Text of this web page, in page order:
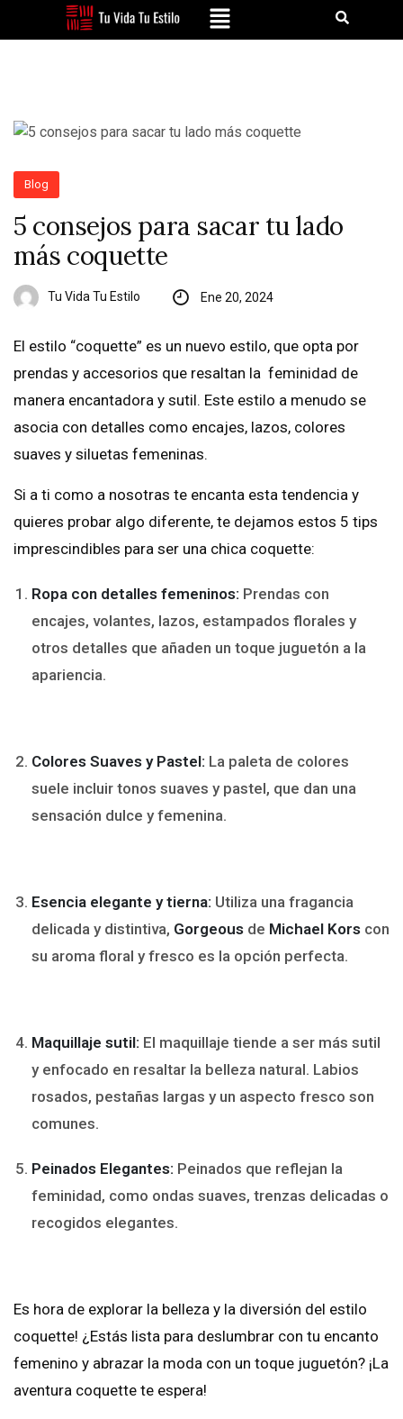
Blog
5 consejos para sacar tu lado
más coquette
Tu Vida Tu Estilo Ene 20, 2024
El estilo “coquette” es un nuevo estilo, que opta por
prendas y accesorios que resaltan la feminidad de
manera encantadora y sutil. Este estilo a menudo se
asocia con detalles como encajes, lazos, colores
suaves y siluetas femeninas.
Si a ti como a nosotras te encanta esta tendencia y
quieres probar algo diferente, te dejamos estos 5 tips
imprescindibles para ser una chica coquette:
Ropa con detalles femeninos: Prendas con
encajes, volantes, lazos, estampados florales y
otros detalles que añaden un toque juguetón a la
apariencia.
Colores Suaves y Pastel: La paleta de colores
suele incluir tonos suaves y pastel, que dan una
sensación dulce y femenina.
Esencia elegante y tierna: Utiliza una fragancia
delicada y distintiva, Gorgeous de Michael Kors con
su aroma floral y fresco es la opción perfecta.
Maquillaje sutil: El maquillaje tiende a ser más sutil
y enfocado en resaltar la belleza natural. Labios
rosados, pestañas largas y un aspecto fresco son
comunes.
Peinados Elegantes: Peinados que reflejan la
feminidad, como ondas suaves, trenzas delicadas o
recogidos elegantes.
Es hora de explorar la belleza y la diversión del estilo
coquette! ¿Estás lista para deslumbrar con tu encanto
femenino y abrazar la moda con un toque juguetón? ¡La
aventura coquette te espera!